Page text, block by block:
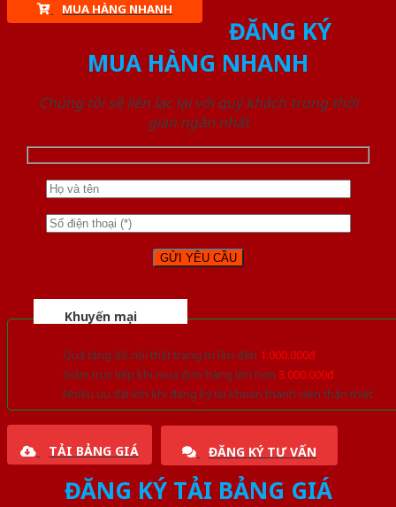
MUA HÀNG NHANH
ĐĂNG KÝ
MUA HÀNG NHANH
Chúng tôi sẽ liên lạc lại với quý khách trong thời
gian ngắn nhất
Khuyến mại
Quà tặng đồ nội thất trang trí lên đến 1.000.000đ
Giảm trực tiếp khi mua đơn hàng lớn hơn 3.000.000đ
Nhiều ưu đãi lớn khi đăng ký tài khoản thành viên thân thiết
TẢI BẢNG GIÁ ĐĂNG KÝ TƯ VẤN
ĐĂNG KÝ TẢI BẢNG GIÁ